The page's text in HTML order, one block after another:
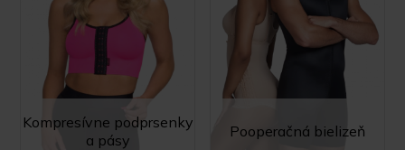
Kompresívne podprsenky
a pásy
Pooperačná bielizeň